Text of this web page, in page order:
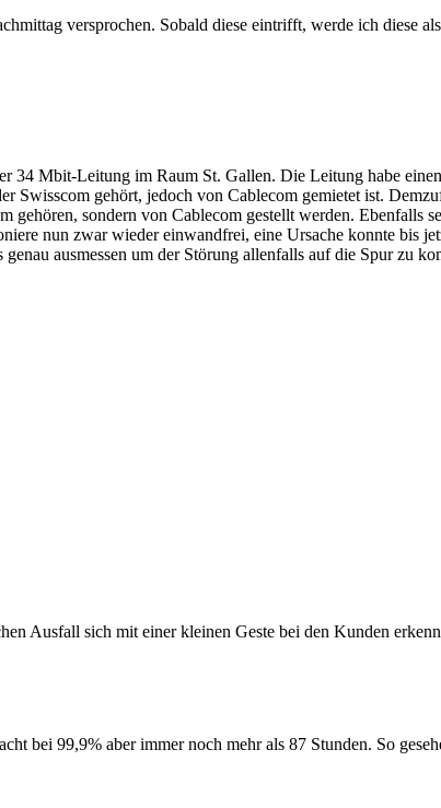
versprochen. Sobald diese eintrifft, werde ich diese
Mbit-Leitung im Raum St. Gallen. Die Leitung habe
gehört, jedoch von Cablecom gemietet ist.
sondern von Cablecom gestellt werden. Ebenfalls
nun zwar wieder einwandfrei, eine Ursache konnte bis
ausmessen um der Störung allenfalls auf die Spur zu
Ausfall sich mit einer kleinen Geste bei den Kunden
bei 99,9% aber immer noch mehr als 87 Stunden. So